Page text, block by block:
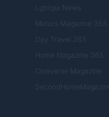
Lgbtqia News
Motors Magazine 365
Day Travel 365
Home Magazine 365
Cineverse Magazine
SecondHomeMagazine